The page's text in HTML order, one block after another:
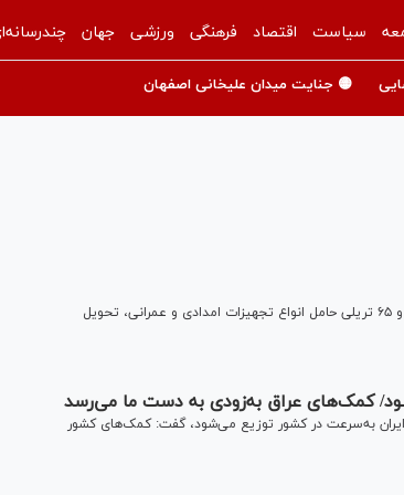
سیاست اقتصاد فرهنگی ورزشی جهان
🟡 جنایت میدان علیخانی اصفهان
چهارمین محموله کمک‌های بشردوستانه عراق شامل ۲۸ دستگاه آمبولانس مجهز و ۶۵ تریلی حامل انواع تجهیزات امدادی و عمرانی، تحویل
تن محموله اهدایی روسیه به ایران به‌سرعت در کشور توزیع می‌شود، گفت: کمک‌های کشور